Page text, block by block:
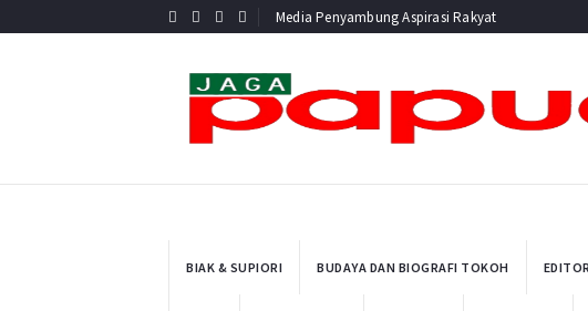
Media Penyambung Aspirasi Rakyat
BIAK & SUPIORI BUDAYA DAN BIOGRAFI TOKOH